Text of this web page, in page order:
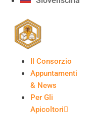
Il Consorzio
Appuntamenti
& News
Per Gli
Apicoltori